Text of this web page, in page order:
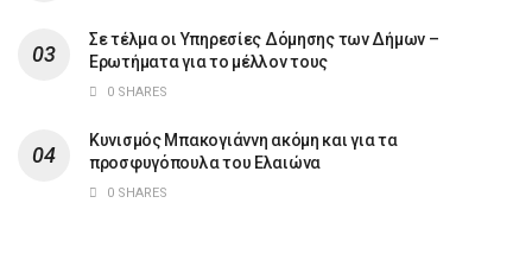
Σε τέλμα οι Υπηρεσίες Δόμησης των Δήμων –
Ερωτήματα για το μέλλον τους
0 SHARES
Κυνισμός Μπακογιάννη ακόμη και για τα
προσφυγόπουλα του Ελαιώνα
0 SHARES